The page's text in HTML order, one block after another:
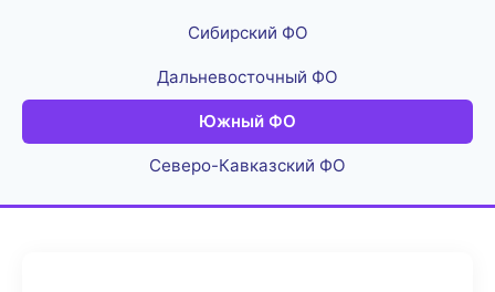
Сибирский ФО
Дальневосточный ФО
Южный ФО
Северо-Кавказский ФО